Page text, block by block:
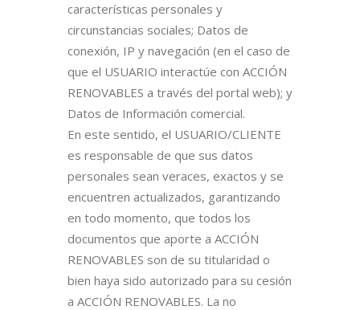
características personales y
circunstancias sociales; Datos de
conexión, IP y navegación (en el caso de
que el USUARIO interactúe con ACCIÓN
RENOVABLES a través del portal web); y
Datos de Información comercial.
En este sentido, el USUARIO/CLIENTE
es responsable de que sus datos
personales sean veraces, exactos y se
encuentren actualizados, garantizando
en todo momento, que todos los
documentos que aporte a ACCIÓN
RENOVABLES son de su titularidad o
bien haya sido autorizado para su cesión
a ACCIÓN RENOVABLES. La no